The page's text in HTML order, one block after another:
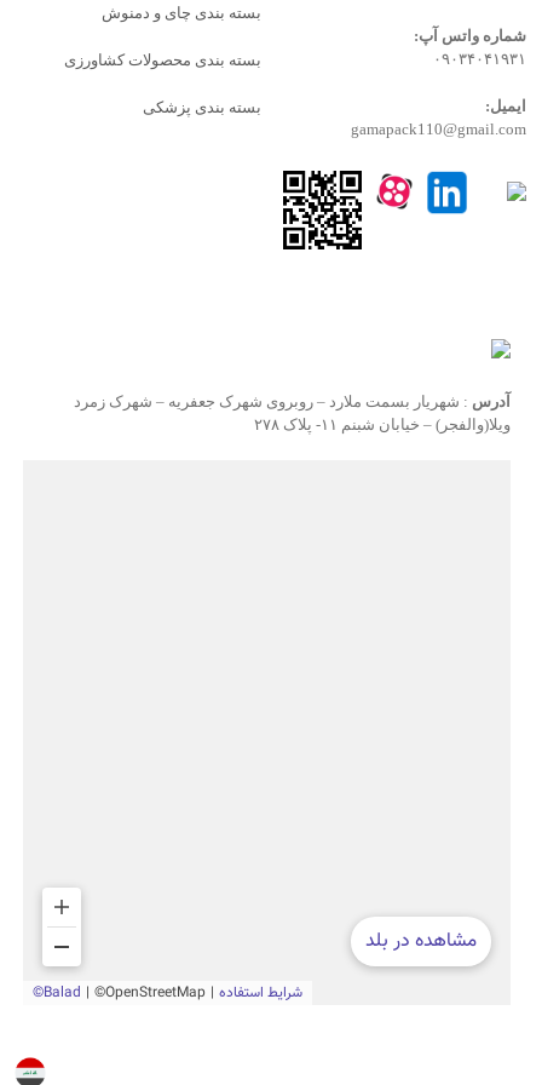
شماره واتس آپ:
۰۹۰۳۴۰۴۱۹۳۱
ایمیل:
gamapack110@gmail.com
بسته بندی چای و دمنوش
بسته بندی محصولات کشاورزی
بسته بندی پزشکی
آدرس : شهریار بسمت ملارد – روبروی شهرک جعفریه – شهرک زمرد
ویلا(والفجر) – خیابان شبنم ۱۱- پلاک ۲۷۸